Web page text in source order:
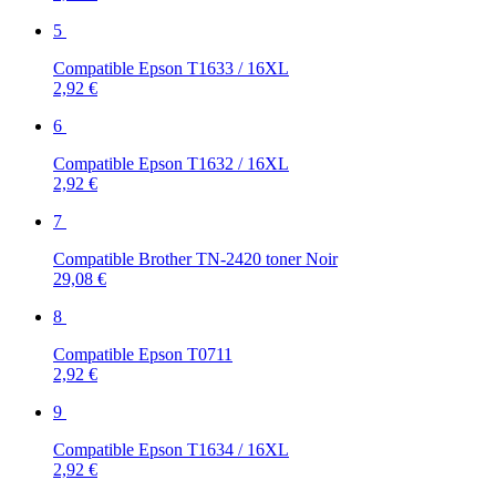
5
Compatible Epson T1633 / 16XL
2,92 €
6
Compatible Epson T1632 / 16XL
2,92 €
7
Compatible Brother TN-2420 toner Noir
29,08 €
8
Compatible Epson T0711
2,92 €
9
Compatible Epson T1634 / 16XL
2,92 €